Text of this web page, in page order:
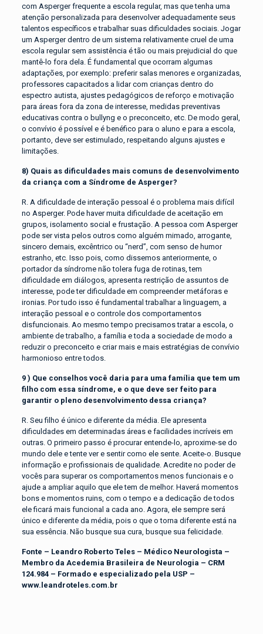
com Asperger frequente a escola regular, mas que tenha uma
atenção personalizada para desenvolver adequadamente seus
talentos específicos e trabalhar suas dificuldades sociais. Jogar
um Asperger dentro de um sistema relativamente cruel de uma
escola regular sem assistência é tão ou mais prejudicial do que
mantê-lo fora dela. É fundamental que ocorram algumas
adaptações, por exemplo: preferir salas menores e organizadas,
professores capacitados a lidar com crianças dentro do
espectro autista, ajustes pedagógicos de reforço e motivação
para áreas fora da zona de interesse, medidas preventivas
educativas contra o bullyng e o preconceito, etc. De modo geral,
o convívio é possível e é benéfico para o aluno e para a escola,
portanto, deve ser estimulado, respeitando alguns ajustes e
limitações.
8) Quais as dificuldades mais comuns de desenvolvimento
da criança com a Síndrome de Asperger?
R. A dificuldade de interação pessoal é o problema mais difícil
no Asperger. Pode haver muita dificuldade de aceitação em
grupos, isolamento social e frustação. A pessoa com Asperger
pode ser vista pelos outros como alguém mimado, arrogante,
sincero demais, excêntrico ou “nerd”, com senso de humor
estranho, etc. Isso pois, como dissemos anteriormente, o
portador da síndrome não tolera fuga de rotinas, tem
dificuldade em diálogos, apresenta restrição de assuntos de
interesse, pode ter dificuldade em compreender metáforas e
ironias. Por tudo isso é fundamental trabalhar a linguagem, a
interação pessoal e o controle dos comportamentos
disfuncionais. Ao mesmo tempo precisamos tratar a escola, o
ambiente de trabalho, a família e toda a sociedade de modo a
reduzir o preconceito e criar mais e mais estratégias de convívio
harmonioso entre todos.
9 ) Que conselhos você daria para uma família que tem um
filho com essa síndrome, e o que deve ser feito para
garantir o pleno desenvolvimento dessa criança?
R. Seu filho é único e diferente da média. Ele apresenta
dificuldades em determinadas áreas e facilidades incríveis em
outras. O primeiro passo é procurar entende-lo, aproxime-se do
mundo dele e tente ver e sentir como ele sente. Aceite-o. Busque
informação e profissionais de qualidade. Acredite no poder de
vocês para superar os comportamentos menos funcionais e o
ajude a ampliar aquilo que ele tem de melhor. Haverá momentos
bons e momentos ruins, com o tempo e a dedicação de todos
ele ficará mais funcional a cada ano. Agora, ele sempre será
único e diferente da média, pois o que o torna diferente está na
sua essência. Não busque sua cura, busque sua felicidade.
Fonte – Leandro Roberto Teles – Médico Neurologista –
Membro da Acedemia Brasileira de Neurologia – CRM
124.984 – Formado e especializado pela USP –
www.leandroteles.com.br